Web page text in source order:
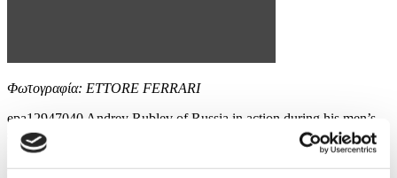
Φωτογραφία: ETTORE FERRARI
epa12947040 Andrey Rublev of Russia in action during his men’s
singles round of 32 match against Alejandro Davidovich Fokina of
Spain at the Italian Open tennis tournament in Rome, Italy, 11 May
2026. EPA/ETTORE FERRARI